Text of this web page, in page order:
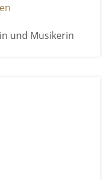
und Musikerin